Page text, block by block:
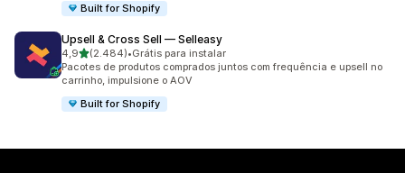
Built for Shopify
Upsell & Cross Sell — Selleasy
4,9de 5 estrelas
(2.484)
2484 avaliações ao todo
•Grátis para instalar
Pacotes de produtos comprados juntos com frequência e upsell no
carrinho, impulsione o AOV
Built for Shopify